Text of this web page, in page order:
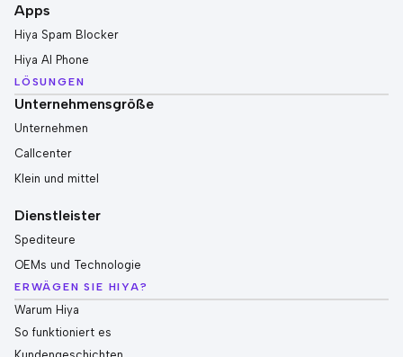
Apps
Hiya Spam Blocker
Hiya AI Phone
LÖSUNGEN
Unternehmensgröße
Unternehmen
Callcenter
Klein und mittel
Dienstleister
Spediteure
OEMs und Technologie
ERWÄGEN SIE HIYA?
Warum Hiya
So funktioniert es